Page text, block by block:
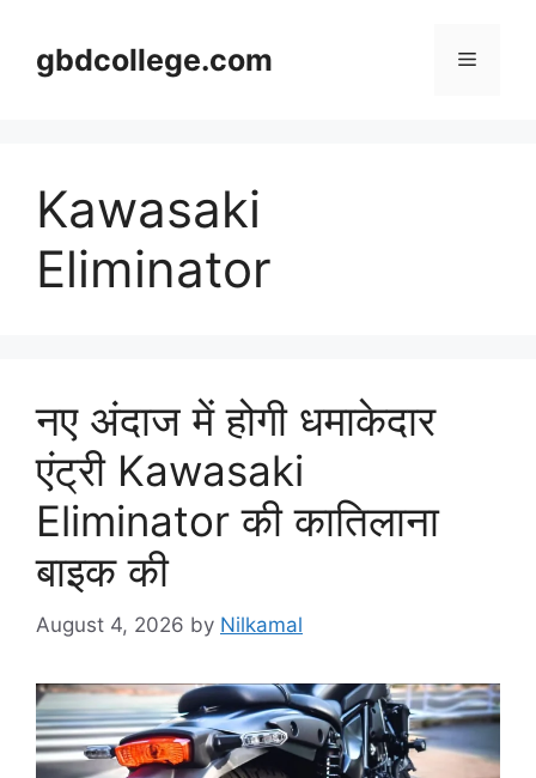
contentgbdcollege.com Menu
Kawasaki
Eliminator
नए अंदाज में होगी धमाकेदार
एंट्री Kawasaki
Eliminator की कातिलाना
बाइक की
August 4, 2026 by Nilkamal